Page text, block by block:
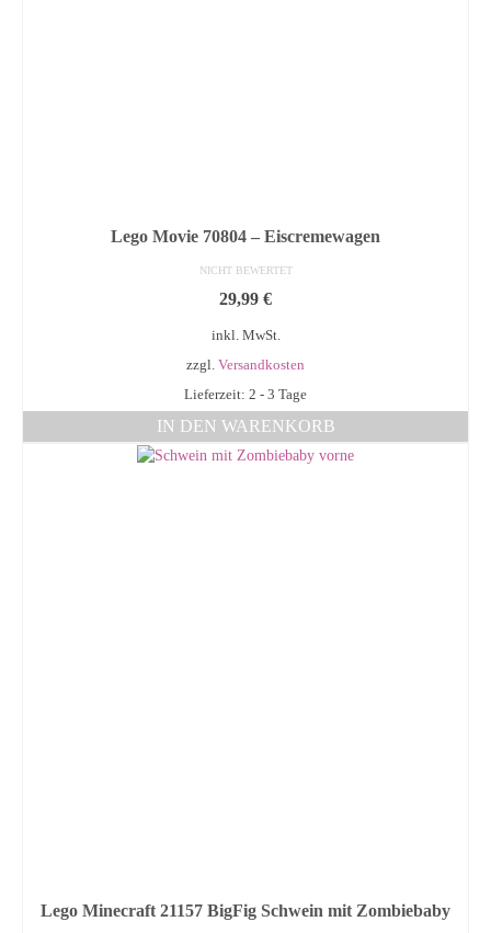
Lego Movie 70804 – Eiscremewagen
NICHT BEWERTET
29,99 €
inkl. MwSt.
zzgl. Versandkosten
Lieferzeit: 2 - 3 Tage
IN DEN WARENKORB
Lego Minecraft 21157 BigFig Schwein mit Zombiebaby